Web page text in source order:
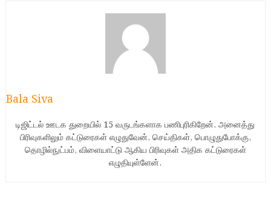
Bala Siva
டிஜிட்டல் ஊடக துறையில் 15 வருடங்களாக பணிபுரிகிறேன். அனைத்து
பிரிவுகளிலும் கட்டுரைகள் எழுதுவேன். செய்திகள், பொழுதுபோக்கு,
தொழில்நுட்பம், விளையாட்டு ஆகிய பிரிவுகள் அதிக கட்டுரைகள்
எழுதியுள்ளேன்.